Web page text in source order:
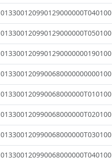
013300120990129000000T040100
013300120990129000000T050100
0133001209901290000000190100
0133001209900680000000000100
013300120990068000000T010100
013300120990068000000T020100
013300120990068000000T030100
013300120990068000000T040100